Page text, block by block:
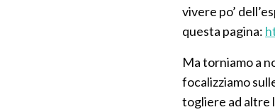
vivere po’
questa pagina:
Ma torniamo a
focalizziamo
togliere ad altre